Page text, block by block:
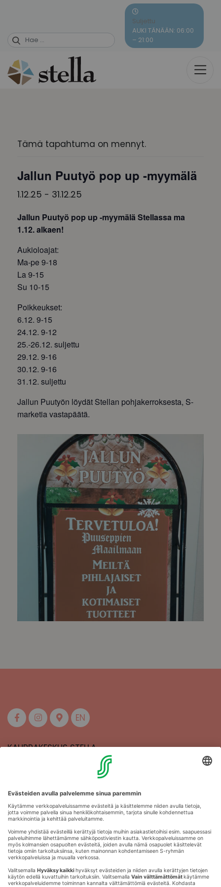
content
Suljettu
AUKI TÄNÄÄN: 06:00
– 21:00
Tämä tapahtuma on mennyt.
Jallun Puutyö pop up -myymälä
1.12.25 - 31.12.25
Jallun Puutyö pop up -myymälä Stellassa ma
1.12. alkaen!
Aukioloajat:
Ma-pe 9-18
La 9-15
Su 10-15
Poikkeukset:
6.12. 9-15
24.12. 9-12
25.-26.12. suljettu
29.12. 9-16
30.12. 9-16
31.12. suljettu
Jallun Puutyön löydät Stellan pohjakerroksesta, S-
marketia vastapäätä.
EN
KAUPPAKESKUS STELLA
Aukioloajat
Anna palautetta
Kartat
Stellan esittely
Tapahtumajärjestäjille